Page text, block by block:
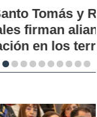
de Hubs
impulsar